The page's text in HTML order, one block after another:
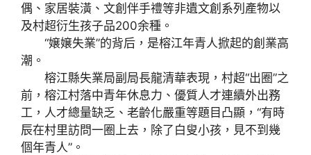
偶、家居裝潢、文創伴手禮等非遺文創系列產物以
及村超衍生孩子品200余種。
“嬢嬢失業”的背后，是榕江年青人掀起的創業高
潮。
榕江縣失業局副局長龍清華表現，村超“出圈”之
前，榕江村落中青年休息力、優質人才連續外出務
工，人才總量缺乏、老齡化嚴重等題目凸顯，“有時
辰在村里訪問一圈上去，除了白叟小孩，見不到幾
個年青人”。